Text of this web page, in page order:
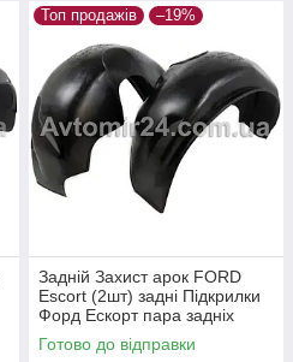
Топ продажів –19%
Задній Захист арок FORD
Escort (2шт) задні Підкрилки
Форд Ескорт пара задніх
Готово до відправки